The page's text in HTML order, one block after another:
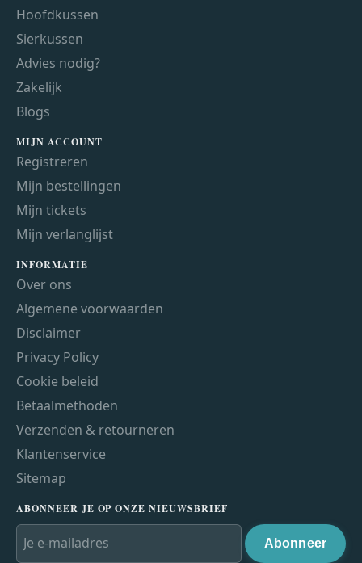
Hoofdkussen
Sierkussen
Advies nodig?
Zakelijk
Blogs
MIJN ACCOUNT
Registreren
Mijn bestellingen
Mijn tickets
Mijn verlanglijst
INFORMATIE
Over ons
Algemene voorwaarden
Disclaimer
Privacy Policy
Cookie beleid
Betaalmethoden
Verzenden & retourneren
Klantenservice
Sitemap
ABONNEER JE OP ONZE NIEUWSBRIEF
Abonneer